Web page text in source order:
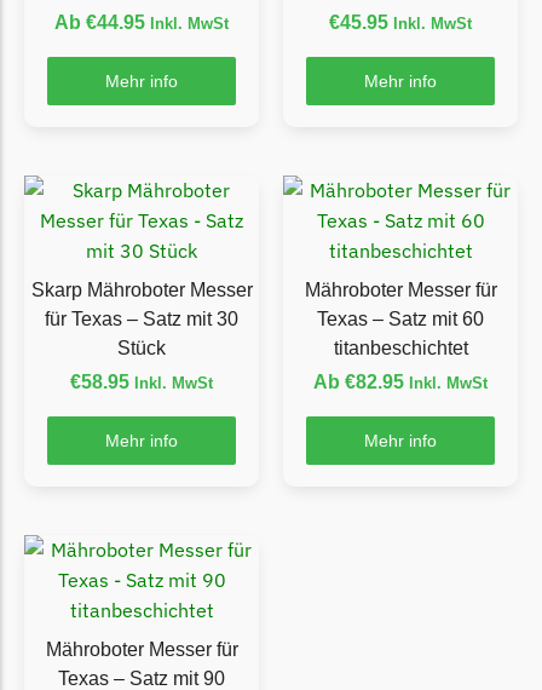
Begrenzungsdraht
Begrenzungsdraht
Güde Messer
Begrenzungsdraht
Begrenzungsdraht
Begrenzungsdraht
LandXcape
LandXcape Messer
Begrenzungsdraht
Ab €44.95 Inkl. MwSt
Mehr info
€45.95 Inkl. MwSt
Mehr info
Skarp Mähroboter Messer
für Texas – Satz mit 30
Stück
€58.95 Inkl. MwSt
Mehr info
Mähroboter Messer für
Texas – Satz mit 60
titanbeschichtet
Ab €82.95 Inkl. MwSt
Mehr info
Mähroboter Messer für
Texas – Satz mit 90